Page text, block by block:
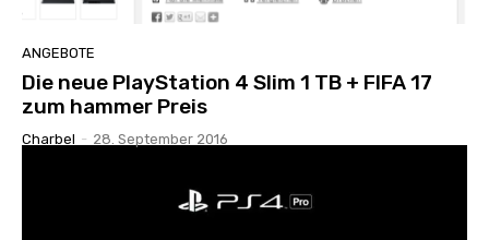
ANGEBOTE
Die neue PlayStation 4 Slim 1 TB + FIFA 17
zum hammer Preis
Charbel - 28. September 2016